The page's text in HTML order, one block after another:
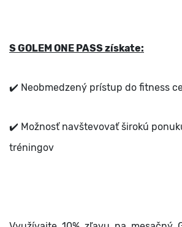
S GOLEM ONE PASS získate:
✔️ Neobmedzený prístup do fitness
✔️ Možnosť navštevovať širokú
tréningov